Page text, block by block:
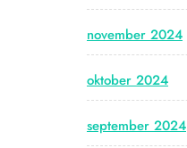
november 2024
oktober 2024
september 2024